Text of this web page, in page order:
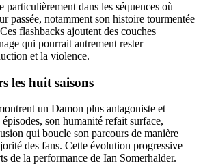
particulièrement dans les séquences où
passée, notamment son histoire tourmentée
flashbacks ajoutent des couches
qui pourrait autrement rester
et la violence.
les huit saisons
un Damon plus antagoniste et
son humanité refait surface,
qui boucle son parcours de manière
des fans. Cette évolution progressive
de la performance de Ian Somerhalder.